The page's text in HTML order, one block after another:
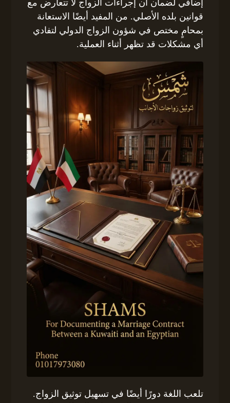
إضافي لضمان أن إجراءات الزواج لا تتعارض مع
قوانين بلده الأصلي. من المفيد أيضًا الاستعانة
بمحامٍ مختص في شؤون الزواج الدولي لتفادي
أي مشكلات قد تظهر أثناء العملية.
تلعب اللغة دورًا أيضًا في تسهيل توثيق الزواج.